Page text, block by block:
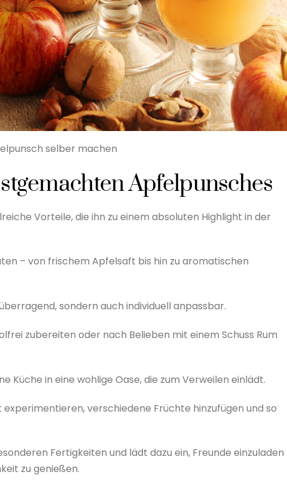
selber machen
Apfelpunsches
Vorteile, die ihn zu einem absoluten Highlight in der
– von frischem Apfelsaft bis hin zu aromatischen
sondern auch individuell anpassbar.
zubereiten oder nach Belieben mit einem Schuss Rum
Küche in eine wohlige Oase, die zum Verweilen einlädt.
verschiedene Früchte hinzufügen und so
Fertigkeiten und lädt dazu ein, Freunde einzuladen
zu genießen.